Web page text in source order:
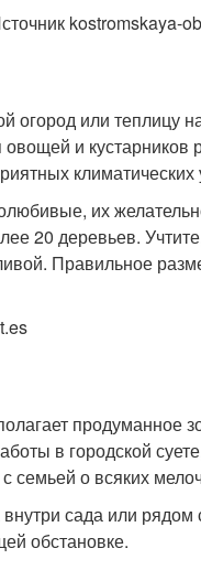
kostromskaya-
или теплицу
и кустарников
климатических
их
20 деревьев.
Правильное
продуманное
в городской
семьей о всяких
сада или
обстановке.